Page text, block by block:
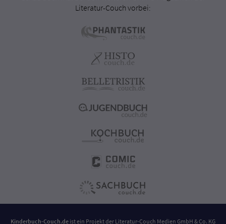
Literatur-Couch vorbei:
Kinderbuch-Couch.de ist ein Projekt der Literatur-Couch Medien GmbH & Co. KG